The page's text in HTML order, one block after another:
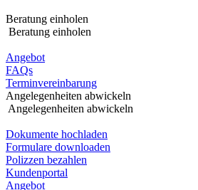
Beratung einholen
Beratung einholen
Angebot
FAQs
Terminvereinbarung
Angelegenheiten abwickeln
Angelegenheiten abwickeln
Dokumente hochladen
Formulare downloaden
Polizzen bezahlen
Kundenportal
Angebot